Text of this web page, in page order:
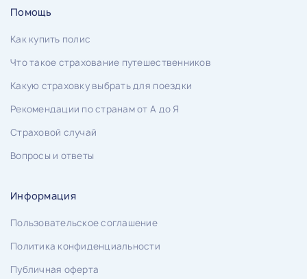
Помощь
Как купить полис
Что такое страхование путешественников
Какую страховку выбрать для поездки
Рекомендации по странам от А до Я
Страховой случай
Вопросы и ответы
Информация
Пользовательское соглашение
Политика конфиденциальности
Публичная оферта